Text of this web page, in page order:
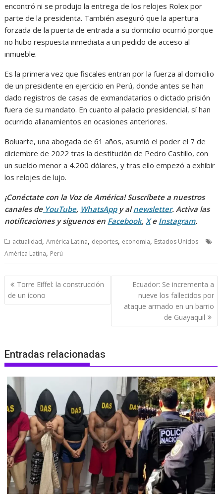
encontró ni se produjo la entrega de los relojes Rolex por
parte de la presidenta. También aseguró que la apertura
forzada de la puerta de entrada a su domicilio ocurrió porque
no hubo respuesta inmediata a un pedido de acceso al
inmueble.
Es la primera vez que fiscales entran por la fuerza al domicilio
de un presidente en ejercicio en Perú, donde antes se han
dado registros de casas de exmandatarios o dictado prisión
fuera de su mandato. En cuanto al palacio presidencial, sí han
ocurrido allanamientos en ocasiones anteriores.
Boluarte, una abogada de 61 años, asumió el poder el 7 de
diciembre de 2022 tras la destitución de Pedro Castillo, con
un sueldo menor a 4.200 dólares, y tras ello empezó a exhibir
los relojes de lujo.
¡Conéctate con la Voz de América! Suscríbete a nuestros
canales deYouTube, WhatsAppy alnewsletter. Activa las
notificaciones y síguenos en Facebook,Xe Instagram.
actualidad,América Latina, deportes, economia, Estados Unidos
América Latina, Perú
Navegación
de
entradas
Torre Eiffel: la construcción
de un ícono
Ecuador: Se incrementa a
nueve los fallecidos por
ataque armado en un barrio
de Guayaquil
Entradas relacionadas